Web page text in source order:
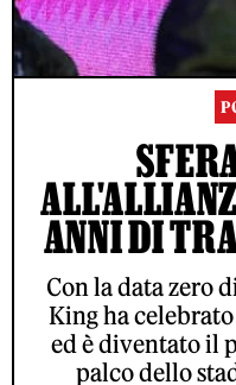
ANNI DI
Con la data zero
King ha
ed è diventato il
palco dello